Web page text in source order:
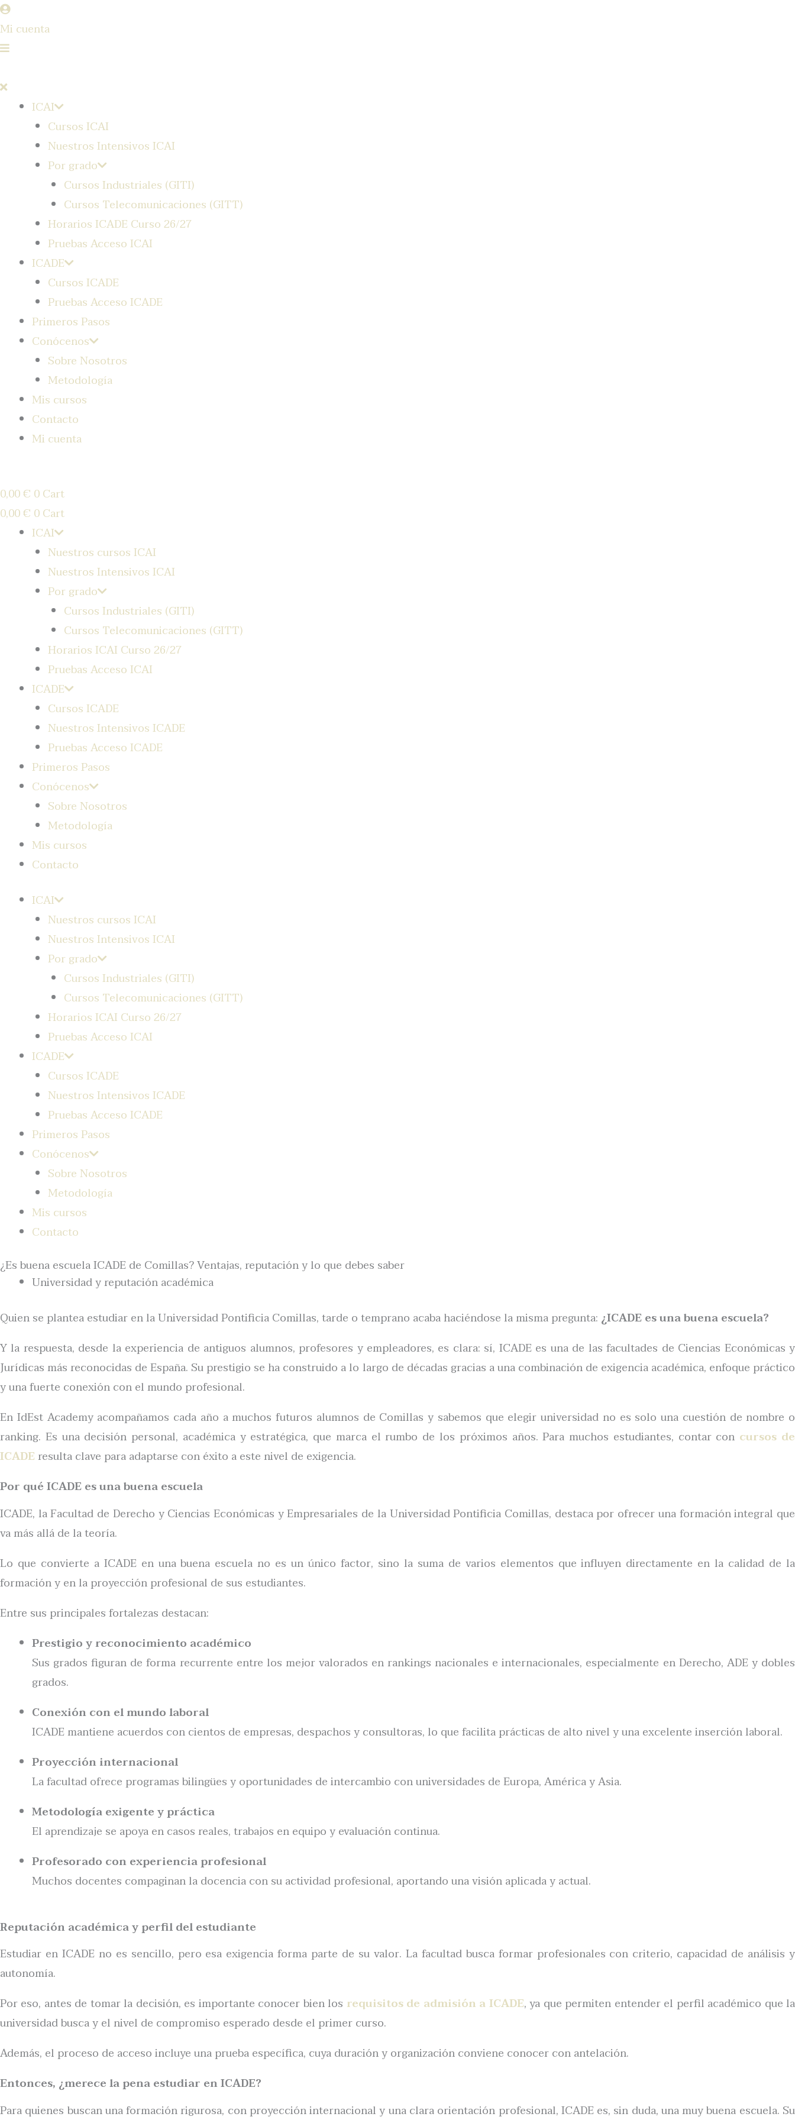
Ir
al
contenido
Mi cuenta
ICAI
Cursos ICAI
Nuestros Intensivos ICAI
Por grado
Cursos Industriales (GITI)
Cursos Telecomunicaciones (GITT)
Horarios ICADE Curso 26/27
Pruebas Acceso ICAI
ICADE
Cursos ICADE
Pruebas Acceso ICADE
Primeros Pasos
Conócenos
Sobre Nosotros
Metodología
Mis cursos
Contacto
Mi cuenta
0,00€ 0Cart
0,00€ 0Cart
ICAI
Nuestros cursos ICAI
Nuestros Intensivos ICAI
Por grado
Cursos Industriales (GITI)
Cursos Telecomunicaciones (GITT)
Horarios ICAI Curso 26/27
Pruebas Acceso ICAI
ICADE
Cursos ICADE
Nuestros Intensivos ICADE
Pruebas Acceso ICADE
Primeros Pasos
Conócenos
Sobre Nosotros
Metodología
Mis cursos
Contacto
ICAI
Nuestros cursos ICAI
Nuestros Intensivos ICAI
Por grado
Cursos Industriales (GITI)
Cursos Telecomunicaciones (GITT)
Horarios ICAI Curso 26/27
Pruebas Acceso ICAI
ICADE
Cursos ICADE
Nuestros Intensivos ICADE
Pruebas Acceso ICADE
Primeros Pasos
Conócenos
Sobre Nosotros
Metodología
Mis cursos
Contacto
¿Es buena escuela ICADE de Comillas? Ventajas, reputación y lo que debes saber
Universidad y reputación académica
Quien se plantea estudiar en la Universidad Pontificia Comillas, tarde o temprano acaba haciéndose la misma pregunta: ¿ICADE es una buena escuela?
Y la respuesta, desde la experiencia de antiguos alumnos, profesores y empleadores, es clara: sí, ICADE es una de las facultades de Ciencias Económicas y
Jurídicas más reconocidas de España. Su prestigio se ha construido a lo largo de décadas gracias a una combinación de exigencia académica, enfoque práctico
y una fuerte conexión con el mundo profesional.
En IdEst Academy acompañamos cada año a muchos futuros alumnos de Comillas y sabemos que elegir universidad no es solo una cuestión de nombre o
ranking. Es una decisión personal, académica y estratégica, que marca el rumbo de los próximos años. Para muchos estudiantes, contar con cursos de
ICADEresulta clave para adaptarse con éxito a este nivel de exigencia.
Por qué ICADE es una buena escuela
ICADE, la Facultad de Derecho y Ciencias Económicas y Empresariales de la Universidad Pontificia Comillas, destaca por ofrecer una formación integral que
va más allá de la teoría.
Lo que convierte a ICADE en una buena escuela no es un único factor, sino la suma de varios elementos que influyen directamente en la calidad de la
formación y en la proyección profesional de sus estudiantes.
Entre sus principales fortalezas destacan:
Prestigio y reconocimiento académico
Sus grados figuran de forma recurrente entre los mejor valorados en rankings nacionales e internacionales, especialmente en Derecho, ADE y dobles
grados.
Conexión con el mundo laboral
ICADE mantiene acuerdos con cientos de empresas, despachos y consultoras, lo que facilita prácticas de alto nivel y una excelente inserción laboral.
Proyección internacional
La facultad ofrece programas bilingües y oportunidades de intercambio con universidades de Europa, América y Asia.
Metodología exigente y práctica
El aprendizaje se apoya en casos reales, trabajos en equipo y evaluación continua.
Profesorado con experiencia profesional
Muchos docentes compaginan la docencia con su actividad profesional, aportando una visión aplicada y actual.
Reputación académica y perfil del estudiante
Estudiar en ICADE no es sencillo, pero esa exigencia forma parte de su valor. La facultad busca formar profesionales con criterio, capacidad de análisis y
autonomía.
Por eso, antes de tomar la decisión, es importante conocer bien los requisitos de admisión a ICADE, ya que permiten entender el perfil académico que la
universidad busca y el nivel de compromiso esperado desde el primer curso.
Además, el proceso de acceso incluye una prueba específica, cuya duración y organización conviene conocer con antelación.
Entonces, ¿merece la pena estudiar en ICADE?
Para quienes buscan una formación rigurosa, con proyección internacional y una clara orientación profesional, ICADE es, sin duda, una muy buena escuela. Su